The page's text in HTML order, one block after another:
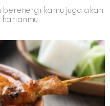
berenergi kamu juga akan